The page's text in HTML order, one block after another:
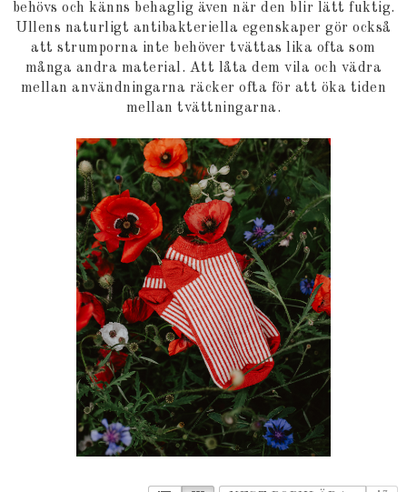
behövs och känns behaglig även när den blir lätt fuktig.
Ullens naturligt antibakteriella egenskaper gör också
att strumporna inte behöver tvättas lika ofta som
många andra material. Att låta dem vila och vädra
mellan användningarna räcker ofta för att öka tiden
mellan tvättningarna.